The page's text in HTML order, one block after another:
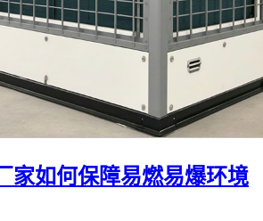
家如何保障易燃易爆环境